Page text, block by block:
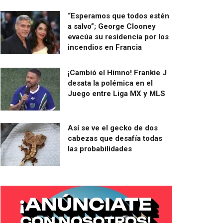
“Esperamos que todos estén
a salvo”; George Clooney
evacúa su residencia por los
incendios en Francia
¡Cambió el Himno! Frankie J
desata la polémica en el
Juego entre Liga MX y MLS
Así se ve el gecko de dos
cabezas que desafía todas
las probabilidades